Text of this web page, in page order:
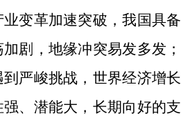
变革加速突破，我国具
剧，地缘冲突易发多发
严峻挑战，世界经济增
、潜能大，长期向好的